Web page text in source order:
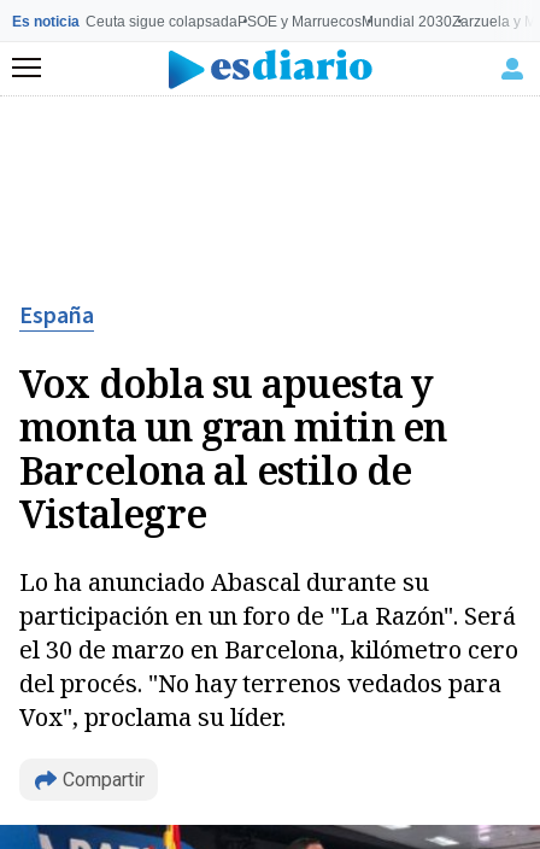
Es noticia Ceuta sigue colapsadaPSOE y MarruecosMundial 2030Zarzuela y
Menú
España
Vox dobla su apuesta y
monta un gran mitin en
Barcelona al estilo de
Vistalegre
Lo ha anunciado Abascal durante su
participación en un foro de "La Razón". Será
el 30 de marzo en Barcelona, kilómetro cero
del procés. "No hay terrenos vedados para
Vox", proclama su líder.
Compartir